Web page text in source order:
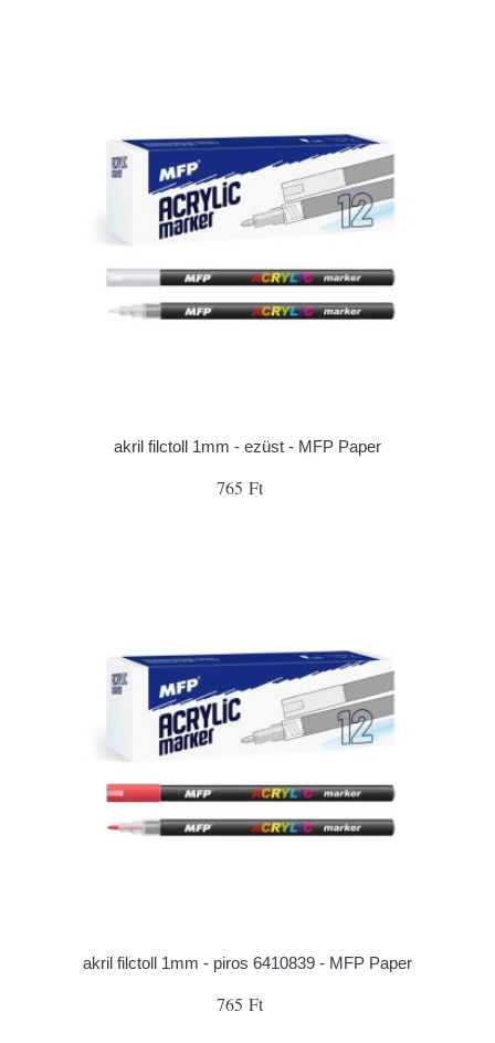
akril filctoll 1mm - ezüst - MFP Paper
765 Ft
akril filctoll 1mm - piros 6410839 - MFP Paper
765 Ft